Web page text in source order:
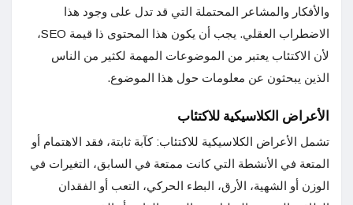
والأفكار والمشاعر المحتملة التي قد تدل على وجود هذا
الاضطراب العقلي. يجب أن يكون هذا المحتوى ذا قيمة SEO،
لأن الاكتئاب يعتبر من الموضوعات المهمة لكثير من الناس
الذين يبحثون عن معلومات حول هذا الموضوع.
الأعراض الكلاسيكية للاكتئاب
تشمل الأعراض الكلاسيكية للاكتئاب: كآبة ثابتة، فقد الاهتمام أو
المتعة في الأنشطة التي كانت ممتعة في السابق، التغيرات في
الوزن أو الشهية، الأرق، البطء الحركي، التعب أو الفقدان